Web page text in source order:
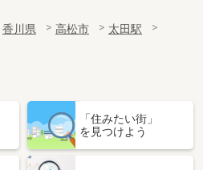
香川県 高松市
太田駅
「住みたい街」
を見つけよう